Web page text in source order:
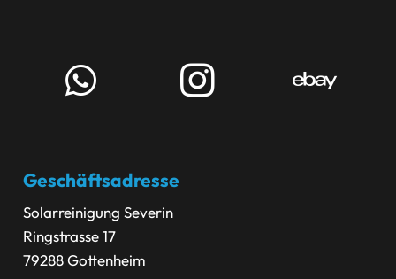
Geschäftsadresse
Solarreinigung Severin
Ringstrasse 17
79288 Gottenheim